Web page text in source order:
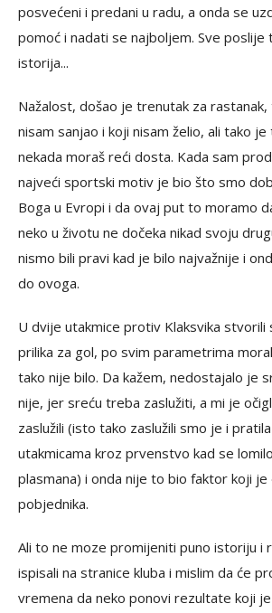
posvećeni i predani u radu, a onda se
pomoć i nadati se najboljem. Sve poslije
istorija...
Nažalost, došao je trenutak za
nisam sanjao i koji nisam želio, ali tako
nekada moraš reći dosta. Kada sam
najveći sportski motiv je bio što smo
Boga u Evropi i da ovaj put to moramo
neko u životu ne dočeka nikad svoju
nismo bili pravi kad je bilo najvažnije i
do ovoga.
U dvije utakmice protiv Klaksvika stvorili
prilika za gol, po svim parametrima
tako nije bilo. Da kažem, nedostajalo je
nije, jer sreću treba zaslužiti, a mi je
zaslužili (isto tako zaslužili smo je i
utakmicama kroz prvenstvo kad se
plasmana) i onda nije to bio faktor koji je
pobjednika.
Ali to ne moze promijeniti puno istoriju i
ispisali na stranice kluba i mislim da će
vremena da neko ponovi rezultate koji